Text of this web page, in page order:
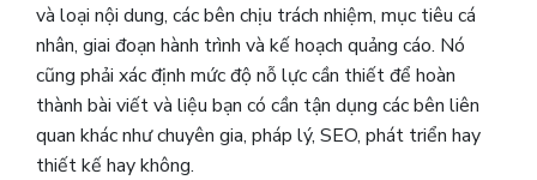
và loại nội dung, các bên chịu trách nhiệm, mục tiêu cá
nhân, giai đoạn hành trình và kế hoạch quảng cáo. Nó
cũng phải xác định mức độ nỗ lực cần thiết để hoàn
thành bài viết và liệu bạn có cần tận dụng các bên liên
quan khác như chuyên gia, pháp lý, SEO, phát triển hay
thiết kế hay không.